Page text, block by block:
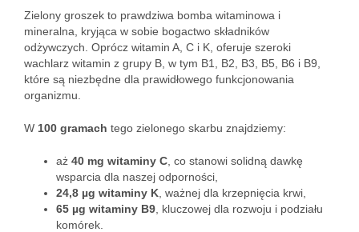
Zielony groszek to prawdziwa bomba witaminowa i
mineralna, kryjąca w sobie bogactwo składników
odżywczych. Oprócz witamin A, C i K, oferuje szeroki
wachlarz witamin z grupy B, w tym B1, B2, B3, B5, B6 i B9,
które są niezbędne dla prawidłowego funkcjonowania
organizmu.
W 100 gramach tego zielonego skarbu znajdziemy:
aż 40 mg witaminy C , co stanowi solidną dawkę
wsparcia dla naszej odporności,
24,8 µg witaminy K , ważnej dla krzepnięcia krwi,
65 µg witaminy B9 , kluczowej dla rozwoju i podziału
komórek.